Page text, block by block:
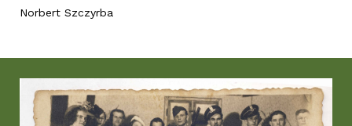
Norbert Szczyrba